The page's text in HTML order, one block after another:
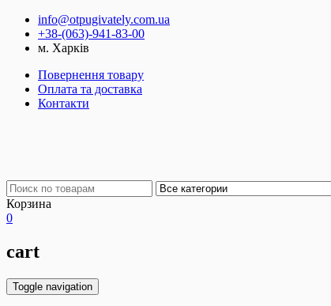
info@otpugivately.com.ua
+38-(063)-941-83-00
м. Харків
Повернення товару
Оплата та доставка
Контакти
Корзина
0
cart
Toggle navigation